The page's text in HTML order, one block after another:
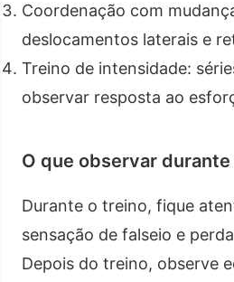
Coordenação com
deslocamentos laterais e
Treino de intensidade:
observar resposta ao
O que observar
Durante o treino, fique
sensação de falseio e
Depois do treino, observe